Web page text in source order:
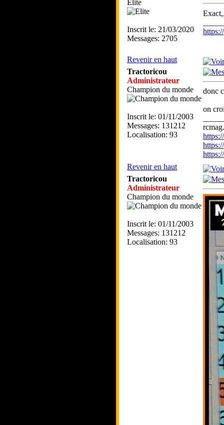
Elite
Inscrit le: 21/03/2020
Messages: 2705
Revenir en haut
Tractoricou
Administrateur
Champion du monde
Inscrit le: 01/11/2003
Messages: 131212
Localisation: 93
donc
on
Revenir en haut
Tractoricou
Administrateur
Champion du monde
Inscrit le: 01/11/2003
Messages: 131212
Localisation: 93